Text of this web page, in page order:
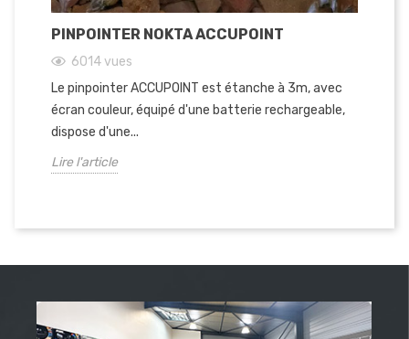
PINPOINTER NOKTA ACCUPOINT
6014vues
Le pinpointer ACCUPOINT est étanche à 3m, avec
écran couleur, équipé d'une batterie rechargeable,
dispose d'une...
Lire l'article